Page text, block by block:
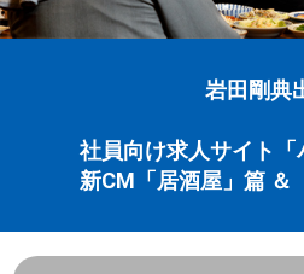
岩田剛典
社員向け求人サイト「
新CM「居酒屋」篇 ＆